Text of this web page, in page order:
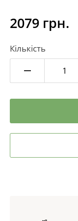
2079 грн.
Кількість